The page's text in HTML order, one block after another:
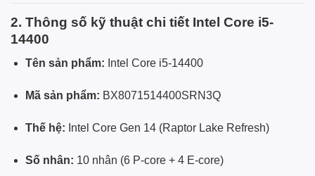
2. Thông số kỹ thuật chi tiết Intel Core i5-
14400
Tên sản phẩm: Intel Core i5-14400
Mã sản phẩm: BX8071514400SRN3Q
Thế hệ: Intel Core Gen 14 (Raptor Lake Refresh)
Số nhân: 10 nhân (6 P-core + 4 E-core)